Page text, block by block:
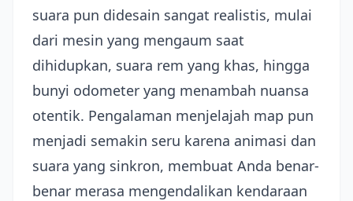
suara pun didesain sangat realistis, mulai
dari mesin yang mengaum saat
dihidupkan, suara rem yang khas, hingga
bunyi odometer yang menambah nuansa
otentik. Pengalaman menjelajah map pun
menjadi semakin seru karena animasi dan
suara yang sinkron, membuat Anda benar-
benar merasa mengendalikan kendaraan